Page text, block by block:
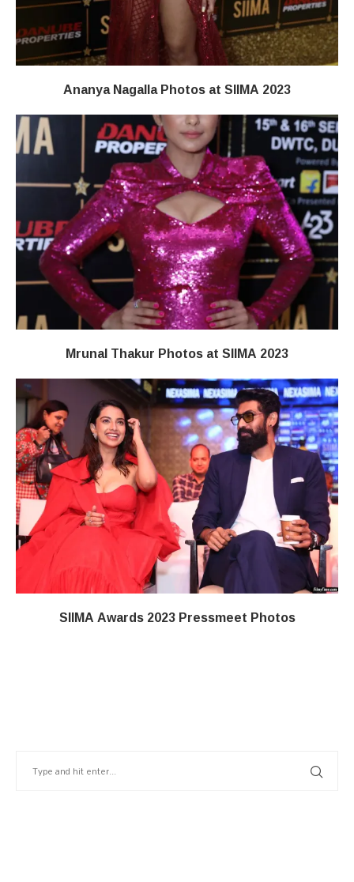
Ananya Nagalla Photos at SIIMA 2023
Mrunal Thakur Photos at SIIMA 2023
SIIMA Awards 2023 Pressmeet Photos